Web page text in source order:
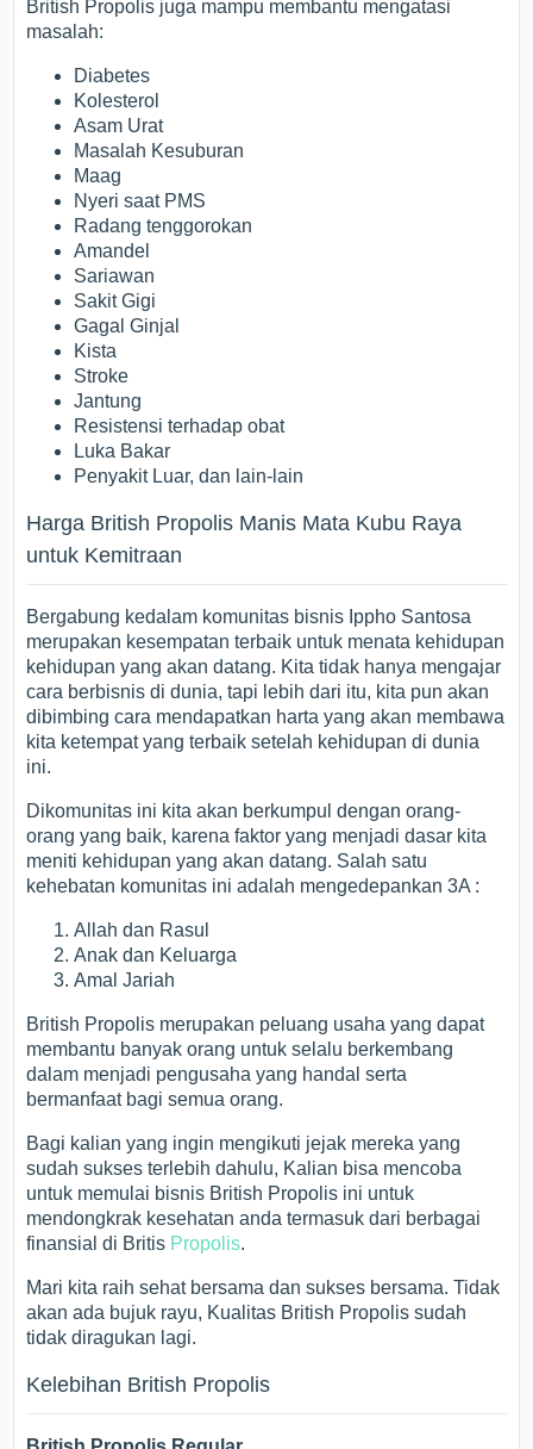
British Propolis juga mampu membantu mengatasi
masalah:
Diabetes
Kolesterol
Asam Urat
Masalah Kesuburan
Maag
Nyeri saat PMS
Radang tenggorokan
Amandel
Sariawan
Sakit Gigi
Gagal Ginjal
Kista
Stroke
Jantung
Resistensi terhadap obat
Luka Bakar
Penyakit Luar, dan lain-lain
Harga British Propolis Manis Mata Kubu Raya
untuk Kemitraan
Bergabung kedalam komunitas bisnis Ippho Santosa
merupakan kesempatan terbaik untuk menata kehidupan
kehidupan yang akan datang. Kita tidak hanya mengajar
cara berbisnis di dunia, tapi lebih dari itu, kita pun akan
dibimbing cara mendapatkan harta yang akan membawa
kita ketempat yang terbaik setelah kehidupan di dunia
ini.
Dikomunitas ini kita akan berkumpul dengan orang-
orang yang baik, karena faktor yang menjadi dasar kita
meniti kehidupan yang akan datang. Salah satu
kehebatan komunitas ini adalah mengedepankan 3A :
Allah dan Rasul
Anak dan Keluarga
Amal Jariah
British Propolis merupakan peluang usaha yang dapat
membantu banyak orang untuk selalu berkembang
dalam menjadi pengusaha yang handal serta
bermanfaat bagi semua orang.
Bagi kalian yang ingin mengikuti jejak mereka yang
sudah sukses terlebih dahulu, Kalian bisa mencoba
untuk memulai bisnis British Propolis ini untuk
mendongkrak kesehatan anda termasuk dari berbagai
finansial di Britis Propolis.
Mari kita raih sehat bersama dan sukses bersama. Tidak
akan ada bujuk rayu, Kualitas British Propolis sudah
tidak diragukan lagi.
Kelebihan British Propolis